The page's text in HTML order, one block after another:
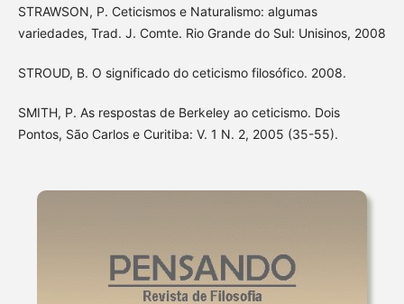
STRAWSON, P. Ceticismos e Naturalismo: algumas
variedades, Trad. J. Comte. Rio Grande do Sul: Unisinos, 2008
STROUD, B. O significado do ceticismo filosófico. 2008.
SMITH, P. As respostas de Berkeley ao ceticismo. Dois
Pontos, São Carlos e Curitiba: V. 1 N. 2, 2005 (35-55).